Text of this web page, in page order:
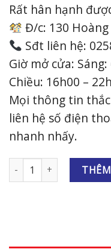
Rất hân hạnh
Đ/c: 130
Sđt liên hệ:
Giờ mở cửa:
Chiều: 16h00 –
Mọi thông tin
liên hệ số điện
nhanh nhấy.
Bít tết Mỹ Cảnh số lượng